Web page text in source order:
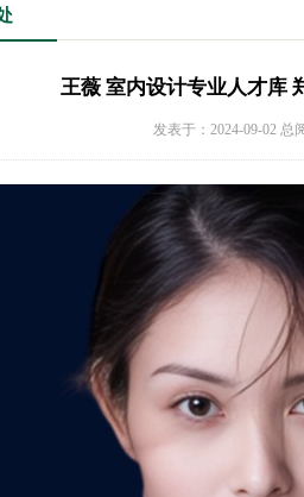
王薇 室内设计专业人才库
发表于：2024-09-02 总